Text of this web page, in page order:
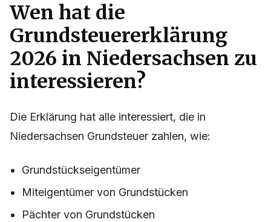
Wen hat die
Grundsteuererklärung
2026 in Niedersachsen zu
interessieren?
Die Erklärung hat alle interessiert, die in
Niedersachsen Grundsteuer zahlen, wie:
Grundstückseigentümer
Miteigentümer von Grundstücken
Pächter von Grundstücken